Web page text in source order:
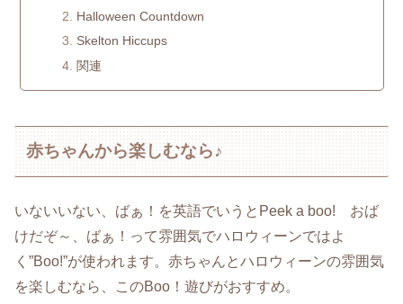
Halloween Countdown
Skelton Hiccups
関連
赤ちゃんから楽しむなら♪
いないいない、ばぁ！を英語でいうとPeek a boo! おば
けだぞ～、ばぁ！って雰囲気でハロウィーンではよ
く”Boo!”が使われます。赤ちゃんとハロウィーンの雰囲気
を楽しむなら、このBoo！遊びがおすすめ。